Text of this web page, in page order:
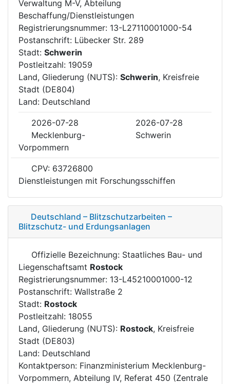
Verwaltung M-V, Abteilung
Beschaffung/Dienstleistungen
Registrierungsnummer: 13-L27110001000-54
Postanschrift: Lübecker Str. 289
Stadt: Schwerin
Postleitzahl: 19059
Land, Gliederung (NUTS): Schwerin, Kreisfreie
Stadt (DE804)
Land: Deutschland
2026-07-28
2026-07-28
Mecklenburg-
Vorpommern
Schwerin
CPV: 63726800
Dienstleistungen mit Forschungsschiffen
Deutschland – Blitzschutzarbeiten –
Blitzschutz- und Erdungsanlagen
Offizielle Bezeichnung: Staatliches Bau- und
Liegenschaftsamt Rostock
Registrierungsnummer: 13-L45210001000-12
Postanschrift: Wallstraße 2
Stadt: Rostock
Postleitzahl: 18055
Land, Gliederung (NUTS): Rostock, Kreisfreie
Stadt (DE803)
Land: Deutschland
Kontaktperson: Finanzministerium Mecklenburg-
Vorpommern, Abteilung IV, Referat 450 (Zentrale